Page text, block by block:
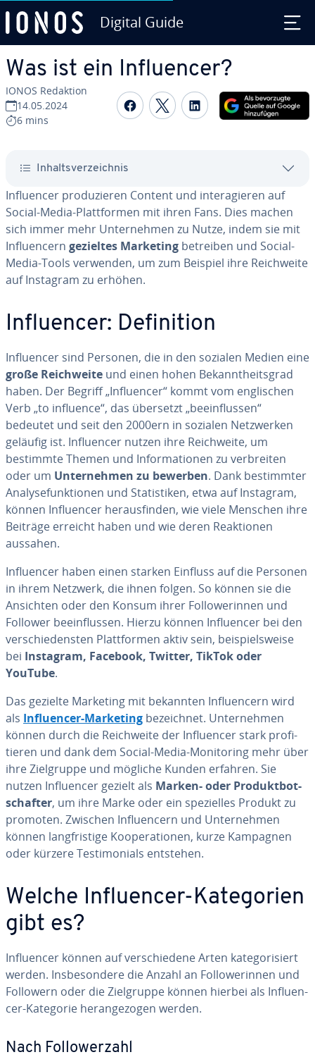
Digital Guide
Was ist ein In­fluen­cer?
IONOS Redaktion
14.05.2024
6 mins
Auf Facebook teilen
Auf Twitter teilen
Auf LinkedIn
In­halts­ver­zeich­nis
In­fluen­cer pro­du­zie­ren Content und in­ter­agie­ren auf
Social-Media-Platt­for­men mit ihren Fans. Dies machen
sich immer mehr Un­ter­neh­men zu Nutze, indem sie mit
In­fluen­cern gezieltes Marketing betreiben und Social-
Media-Tools verwenden, um zum Beispiel ihre Reich­wei­te
auf Instagram zu erhöhen.
In­fluen­cer: De­fi­ni­ti­on
In­fluen­cer sind Personen, die in den sozialen Medien eine
große Reich­wei­te und einen hohen Be­kannt­heits­grad
haben. Der Begriff „In­fluen­cer“ kommt vom eng­li­schen
Verb „to influence“, das übersetzt „be­ein­flus­sen“
bedeutet und seit den 2000ern in sozialen Netz­wer­ken
geläufig ist. In­fluen­cer nutzen ihre Reich­wei­te, um
bestimmte Themen und In­for­ma­tio­nen zu ver­brei­ten
oder um Un­ter­neh­men zu bewerben. Dank be­stimm­ter
Ana­ly­se­funk­tio­nen und Sta­tis­ti­ken, etwa auf Instagram,
können In­fluen­cer her­aus­fin­den, wie viele Menschen ihre
Beiträge erreicht haben und wie deren Re­ak­tio­nen
aussahen.
In­fluen­cer haben einen starken Einfluss auf die Personen
in ihrem Netzwerk, die ihnen folgen. So können sie die
Ansichten oder den Konsum ihrer Fol­lo­we­rin­nen und
Follower be­ein­flus­sen. Hierzu können In­fluen­cer bei den
ver­schie­dens­ten Platt­for­men aktiv sein, bei­spiels­wei­se
bei Instagram, Facebook, Twitter, TikTok oder
YouTube.
Das gezielte Marketing mit bekannten In­fluen­cern wird
als In­fluen­cer-Marketing be­zeich­net. Un­ter­neh­men
können durch die Reich­wei­te der In­fluen­cer stark pro­fi­
tie­ren und dank dem Social-Media-Mo­ni­to­ring mehr über
ihre Ziel­grup­pe und mögliche Kunden erfahren. Sie
nutzen In­fluen­cer gezielt als Marken- oder Pro­dukt­bot­
schaf­ter, um ihre Marke oder ein spe­zi­el­les Produkt zu
promoten. Zwischen In­fluen­cern und Un­ter­neh­men
können lang­fris­ti­ge Ko­ope­ra­tio­nen, kurze Kampagnen
oder kürzere Tes­ti­mo­ni­als entstehen.
Welche In­fluen­cer-Ka­te­go­rien
gibt es?
In­fluen­cer können auf ver­schie­de­ne Arten ka­te­go­ri­siert
werden. Ins­be­son­de­re die Anzahl an Fol­lo­we­rin­nen und
Followern oder die Ziel­grup­pe können hierbei als In­fluen­
cer-Kategorie her­an­ge­zo­gen werden.
Nach Fol­lo­wer­zahl